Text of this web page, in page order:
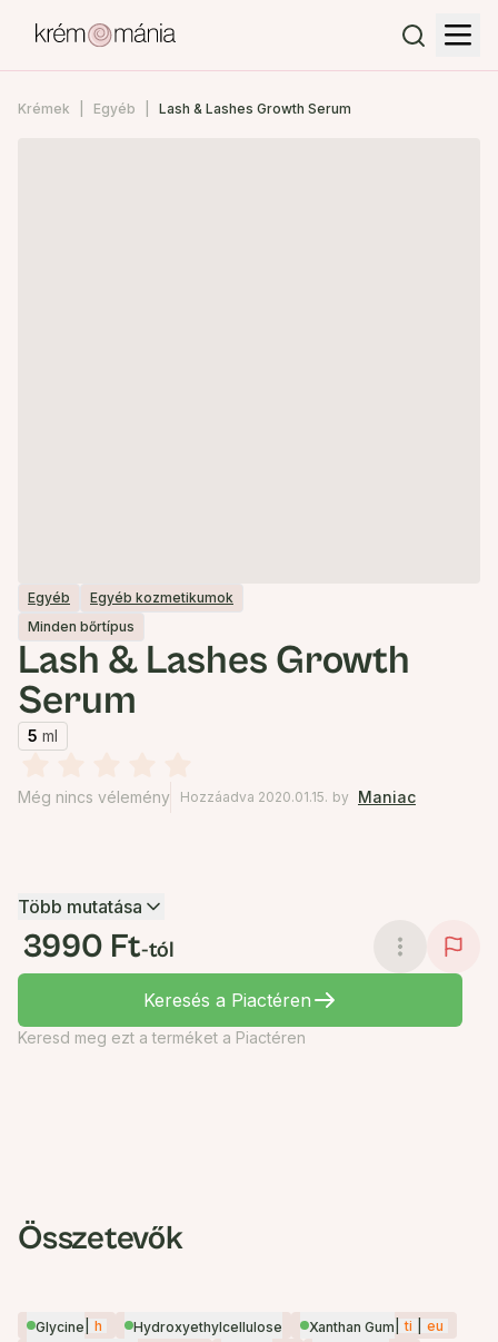
Krémek Egyéb Lash & Lashes Growth Serum
Egyéb
Egyéb kozmetikumok
Minden bőrtípus
Lash & Lashes Growth
Serum
5 ml
Még nincs vélemény Hozzáadva 2020.01.15. by Maniac
Több mutatása
3990 Ft-tól
Keresés a Piactéren
Keresd meg ezt a terméket a Piactéren
Összetevők
Glycine h Hydroxyethylcellulose Xanthan Gum ti
eu